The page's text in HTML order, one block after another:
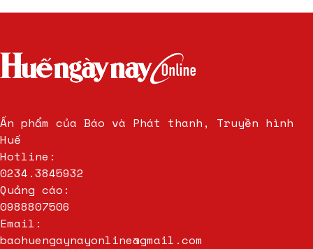
Ấn phẩm của Báo và Phát thanh, Truyền hình
Huế
Hotline:
0234.3845932
Quảng cáo:
0988807506
Email:
baohuengaynayonline@gmail.com